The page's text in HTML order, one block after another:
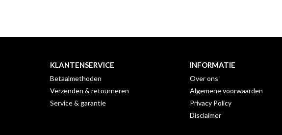
KLANTENSERVICE
Betaalmethoden
Verzenden & retourneren
Service & garantie
INFORMATIE
Over ons
Algemene voorwaarden
Privacy Policy
Disclaimer